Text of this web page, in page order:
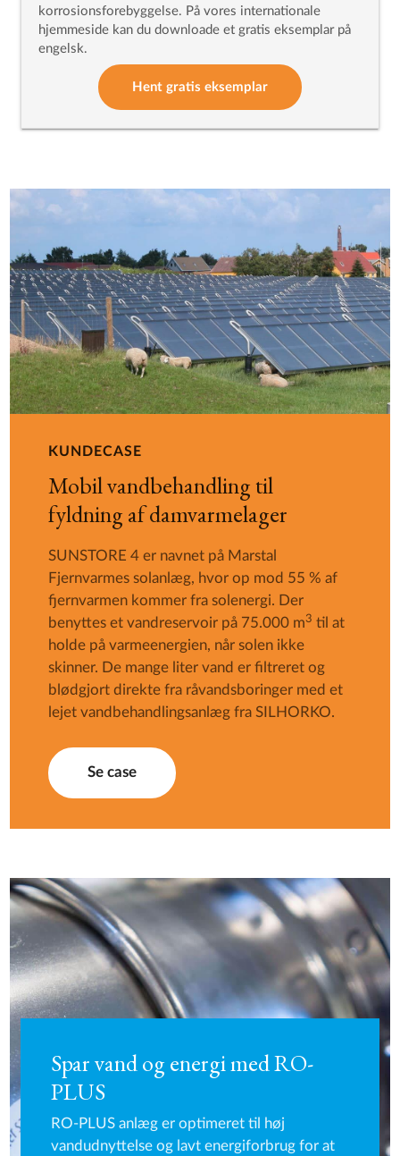
korrosionsforebyggelse. På vores internationale
hjemmeside kan du downloade et gratis eksemplar på
engelsk.
Hent gratis eksemplar
KUNDECASE
Mobil vandbehandling til
fyldning af damvarmelager
SUNSTORE 4 er navnet på Marstal
Fjernvarmes solanlæg, hvor op mod 55 % af
fjernvarmen kommer fra solenergi. Der
benyttes et vandreservoir på 75.000 m3 til at
holde på varmeenergien, når solen ikke
skinner. De mange liter vand er filtreret og
blødgjort direkte fra råvandsboringer med et
lejet vandbehandlingsanlæg fra SILHORKO.
Se case
Spar vand og energi med RO-
PLUS
RO-PLUS anlæg er optimeret til høj
vandudnyttelse og lavt energiforbrug for at